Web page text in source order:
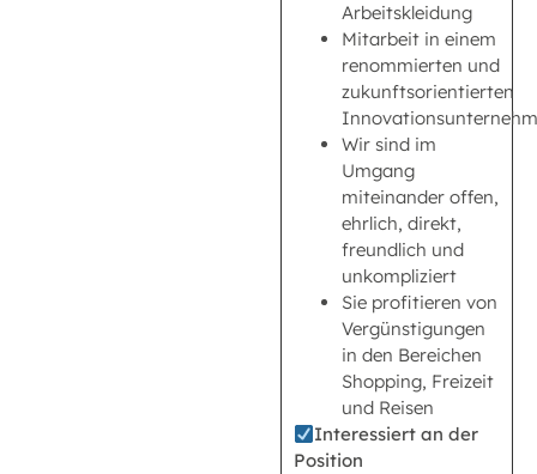
Arbeitskleidung
Mitarbeit in einem
renommierten und
zukunftsorientierten
Wir sind im
Umgang
miteinander offen,
ehrlich, direkt,
freundlich und
unkompliziert
Sie profitieren von
Vergünstigungen
in den Bereichen
Shopping, Freizeit
und Reisen
Interessiert an der
Position